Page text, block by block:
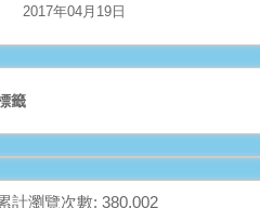
2017年04月19日
籤
計瀏覽次數: 380,002